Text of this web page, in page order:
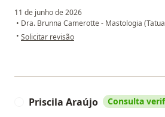
11 de junho de 2026
• Dra. Brunna Camerotte - Mastologia
• na opinião do utilizador Maria Carmela
Solicitar revisão
Priscila Araújo Consulta